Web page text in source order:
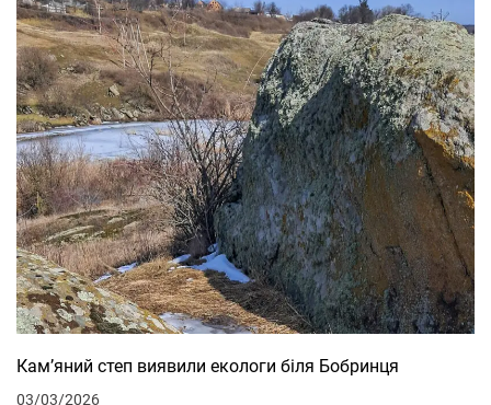
Кам’яний степ виявили екологи біля Бобринця
03/03/2026